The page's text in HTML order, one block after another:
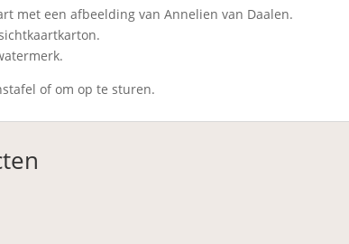
met een afbeelding van Annelien van Daalen.
of om op te sturen.